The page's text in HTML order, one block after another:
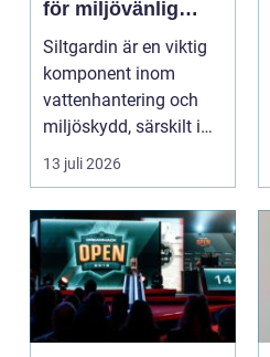
för miljövänlig
vattenhantering
Siltgardin är en viktig
komponent inom
vattenhantering och
miljöskydd, särskilt i
verksamheter som i...
13 juli 2026